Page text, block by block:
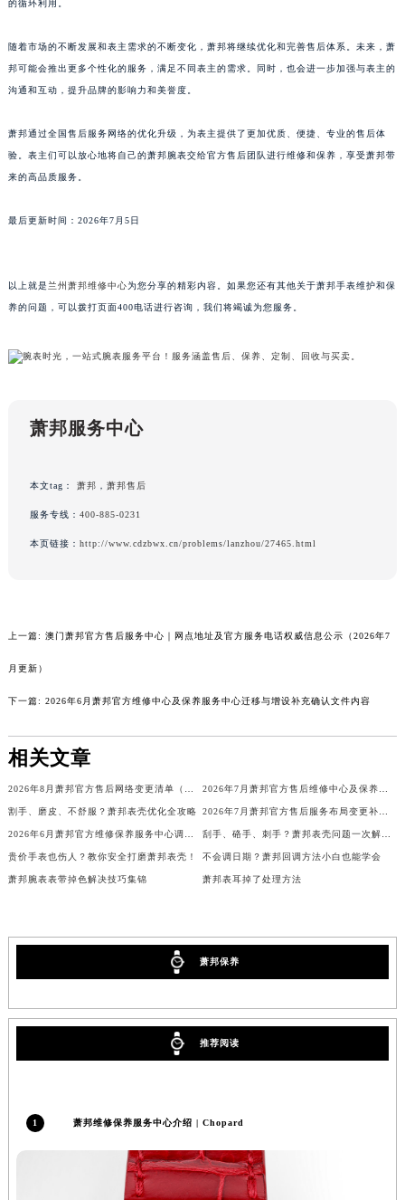
的循环利用。
随着市场的不断发展和表主需求的不断变化，萧邦将继续优化和完善售后体系。未来，萧
邦可能会推出更多个性化的服务，满足不同表主的需求。同时，也会进一步加强与表主的
沟通和互动，提升品牌的影响力和美誉度。
萧邦通过全国售后服务网络的优化升级，为表主提供了更加优质、便捷、专业的售后体
验。表主们可以放心地将自己的萧邦腕表交给官方售后团队进行维修和保养，享受萧邦带
来的高品质服务。
最后更新时间：2026年7月5日
以上就是 兰州萧邦维修中心为您分享的精彩内容。如果您还有其他关于萧邦手表维护和保
养的问题，可以拨打页面400电话进行咨询，我们将竭诚为您服务。
萧邦服务中心
本文tag： 萧邦 ， 萧邦售后
服务专线： 400-885-0231
本页链接： http://www.cdzbwx.cn/problems/lanzhou/27465.html
上一篇: 澳门萧邦官方售后服务中心｜网点地址及官方服务电话权威信息公示（2026年7
月更新）
下一篇: 2026年6月萧邦官方维修中心及保养服务中心迁移与增设补充确认文件内容
相关文章
2026年8月萧邦官方售后网络变更清单（搬迁+新增） 2026年7月萧邦官方售后维修中心及保养中心迁址与新增
割手、磨皮、不舒服？萧邦表壳优化全攻略 2026年7月萧邦官方售后服务布局变更补充版（迁址+新设）
2026年6月萧邦官方维修保养服务中心调整细节（迁址新开）公告对外发布 刮手、硌手、刺手？萧邦表壳问题一次解决！
贵价手表也伤人？教你安全打磨萧邦表壳！ 不会调日期？萧邦回调方法小白也能学会
萧邦腕表表带掉色解决技巧集锦 萧邦表耳掉了处理方法
萧邦保养
推荐阅读
1 萧邦维修保养服务中心介绍 | Chopard